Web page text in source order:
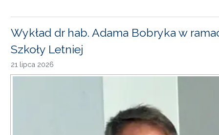
Wykład dr hab. Adama Bobryka w
Szkoły Letniej
21 lipca 2026